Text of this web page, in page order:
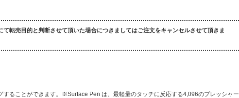
転売目的と判断させて頂いた場合につきましてはご注文をキャンセルさせて頂きま
ることができます。※Surface Pen は、最軽量のタッチに反応する4,096のプレッシャー